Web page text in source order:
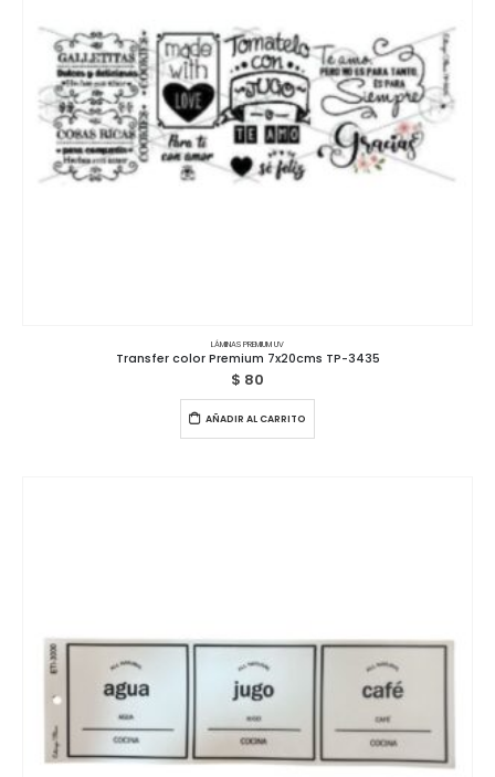
LÁMINAS PREMIUM UV
Transfer color Premium 7x20cms TP-3435
$ 80
AÑADIR AL CARRITO